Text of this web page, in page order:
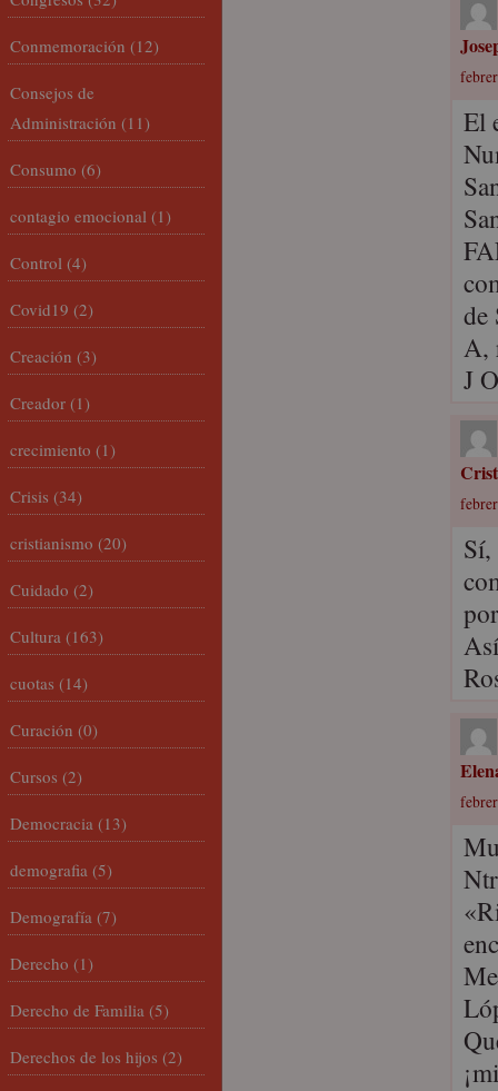
El
de
A,
J
Conmemoración (12)
Consejos de
Administración (11)
Consumo (6)
contagio emocional (1)
Control (4)
Covid19 (2)
Creación (3)
Creador (1)
crecimiento (1)
Crisis (34)
cristianismo (20)
Cuidado (2)
Cultura (163)
cuotas (14)
Curación (0)
Cursos (2)
Democracia (13)
demografia (5)
Demografía (7)
Derecho (1)
Derecho de Familia (5)
Derechos de los hijos (2)